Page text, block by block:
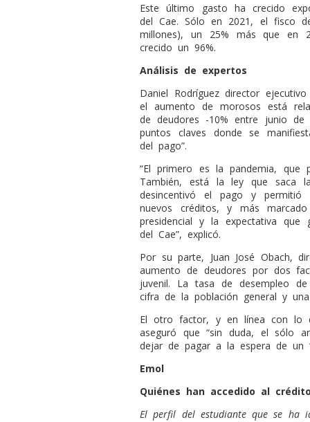
Este último gasto ha crecido
del Cae. Sólo en 2021, el fisco
millones), un 25% más que en
crecido un 96%.
Análisis de expertos
Daniel Rodríguez director
el aumento de morosos está
de deudores -10% entre junio
puntos claves donde se
del pago”.
“El primero es la pandemia, que
También, está la ley que saca
desincentivó el pago y permitió
nuevos créditos, y más
presidencial y la expectativa
del Cae”, explicó.
Por su parte, Juan José Obach,
aumento de deudores por dos
juvenil. La tasa de desempleo
cifra de la población general y
El otro factor, y en línea con lo
aseguró que “sin duda, el sólo
dejar de pagar a la espera de un
Emol
Quiénes han accedido al
El perfil del estudiante que se ha